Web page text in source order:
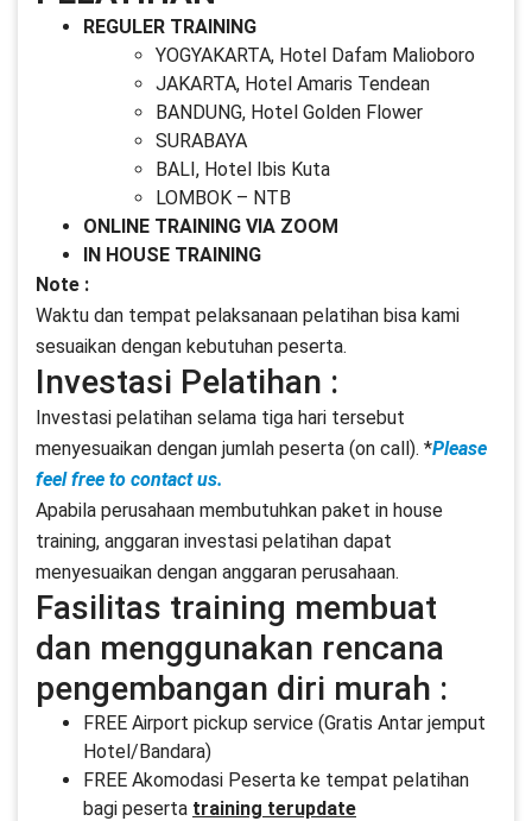
REGULER TRAINING
YOGYAKARTA, Hotel Dafam Malioboro
JAKARTA, Hotel Amaris Tendean
BANDUNG, Hotel Golden Flower
SURABAYA
BALI, Hotel Ibis Kuta
LOMBOK – NTB
ONLINE TRAINING VIA ZOOM
IN HOUSE TRAINING
Note :
Waktu dan tempat pelaksanaan pelatihan bisa kami
sesuaikan dengan kebutuhan peserta.
Investasi Pelatihan :
Investasi pelatihan selama tiga hari tersebut
menyesuaikan dengan jumlah peserta (on call). *Please
feel free to contact us.
Apabila perusahaan membutuhkan paket in house
training, anggaran investasi pelatihan dapat
menyesuaikan dengan anggaran perusahaan.
Fasilitas training membuat
dan menggunakan rencana
pengembangan diri murah :
FREE Airport pickup service (Gratis Antar jemput
Hotel/Bandara)
FREE Akomodasi Peserta ke tempat pelatihan
bagi peserta training terupdate